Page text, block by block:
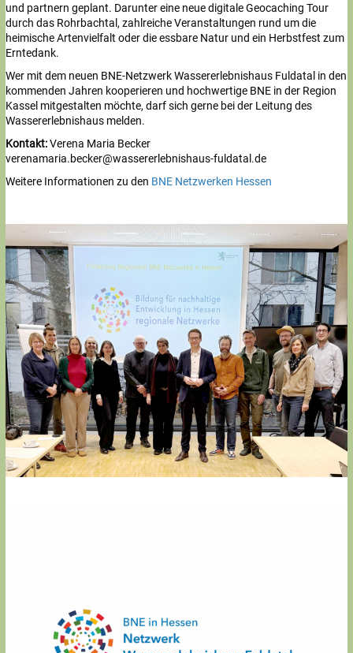
und partnern geplant. Darunter eine neue digitale Geocaching Tour
durch das Rohrbachtal, zahlreiche Veranstaltungen rund um die
heimische Artenvielfalt oder die essbare Natur und ein Herbstfest zum
Erntedank.
Wer mit dem neuen BNE-Netzwerk Wassererlebnishaus Fuldatal in den
kommenden Jahren kooperieren und hochwertige BNE in der Region
Kassel mitgestalten möchte, darf sich gerne bei der Leitung des
Wassererlebnishaus melden.
Kontakt:Verena Maria Becker
verenamaria.becker@wassererlebnishaus-fuldatal.de
Weitere Informationen zu den BNE Netzwerken Hessen